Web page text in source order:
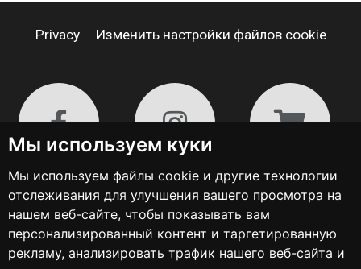
Мы используем куки
Мы используем файлы cookie и другие технологии
отслеживания для улучшения вашего просмотра на
нашем веб-сайте, чтобы показывать вам
персонализированный контент и таргетированную
рекламу, анализировать трафик нашего веб-сайта и
Privacy Изменить настройки файлов cookie